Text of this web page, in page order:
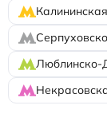
Калининская
Люблинско-